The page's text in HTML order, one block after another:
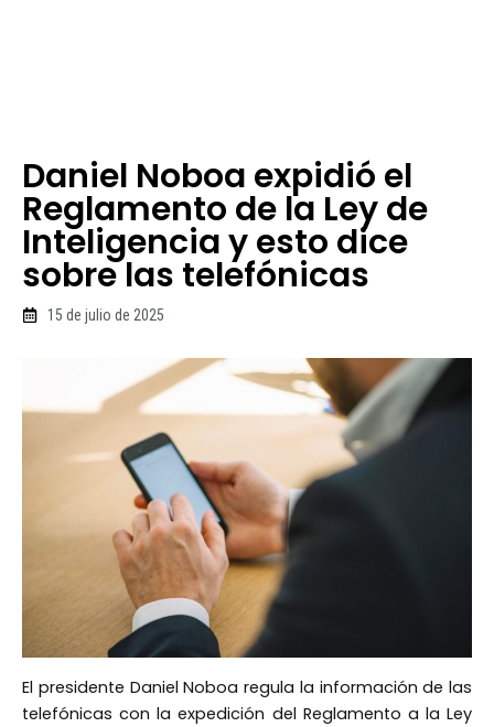
Daniel Noboa expidió el
Reglamento de la Ley de
Inteligencia y esto dice
sobre las telefónicas
15 de julio de 2025
El presidente Daniel Noboa regula la información de las
telefónicas con la expedición del Reglamento a la Ley